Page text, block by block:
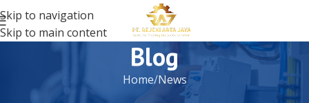
Skip to navigation
Skip to main content
Blog
Home News